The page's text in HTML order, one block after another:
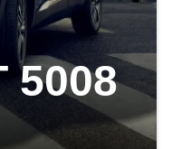
5008